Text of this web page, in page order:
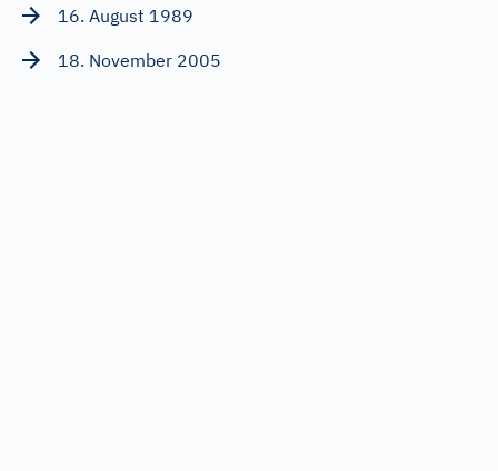
16. August 1989
18. November 2005